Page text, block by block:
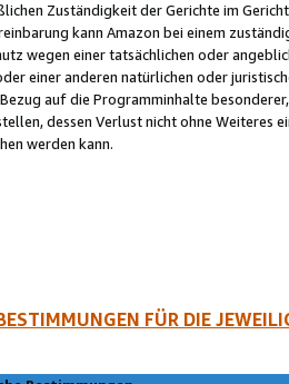
Zuständigkeit der Gerichte im
kann Amazon bei einem
wegen einer tatsächlichen oder
einer anderen natürlichen oder
Bezug auf die Programminhalte
dessen Verlust nicht ohne Weiteres
werden kann.
FÜR DIE